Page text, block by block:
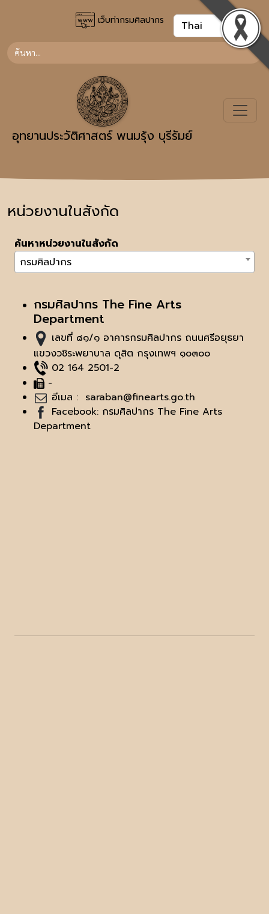
เว็บท่ากรมศิลปากร
อุทยานประวัติศาสตร์ พนมรุ้ง บุรีรัมย์
หน่วยงานในสังกัด
ค้นหาหน่วยงานในสังกัด
กรมศิลปากร
กรมศิลปากร The Fine Arts
Department
เลขที่ ๘๑/๑ อาคารกรมศิลปากร ถนนศรีอยุธยา
แขวงวชิระพยาบาล ดุสิต กรุงเทพฯ ๑๐๓๐๐
02 164 2501-2
-
อีเมล : saraban@finearts.go.th
Facebook: กรมศิลปากร The Fine Arts
Department